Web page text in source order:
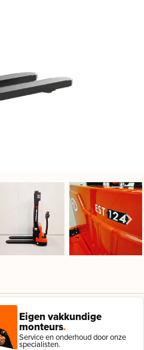
Eigen vakkundige
monteurs.
Service en onderhoud door onze
specialisten.